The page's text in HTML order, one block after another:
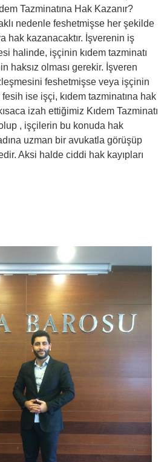
Tazminatına Hak Kazanır?
nedenle feshetmişse her şekilde
hak kazanacaktır. İşverenin iş
halinde, işçinin kıdem tazminatı
haksız olması gerekir. İşveren
feshetmişse veya işçinin
fesih ise işçi, kıdem tazminatına hak
izah ettiğimiz Kıdem Tazminatı
, işçilerin bu konuda hak
uzman bir avukatla görüşüp
Aksi halde ciddi hak kayıpları